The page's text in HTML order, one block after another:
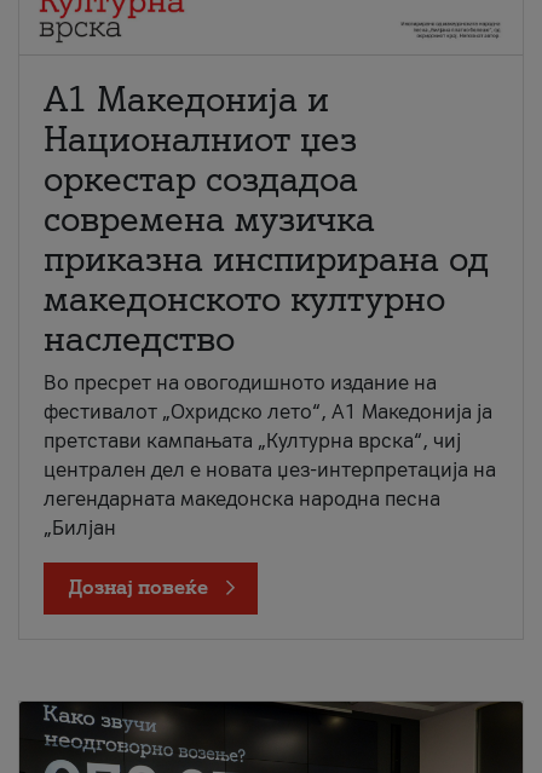
А1 Македонија и
Националниот џез
оркестар создадоа
современа музичка
приказна инспирирана од
македонското културно
наследство
Во пресрет на овогодишното издание на
фестивалот „Охридско лето“, А1 Македонија ја
претстави кампањата „Културна врска“, чиј
централен дел е новата џез-интерпретација на
легендарната македонска народна песна
„Билјан
Дознај повеќе